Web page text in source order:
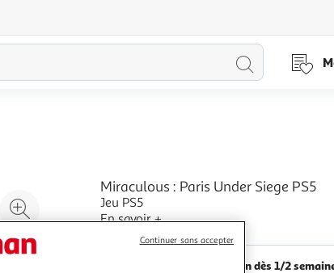
Lancer
Agrandir
l'illustration
à
Réduire
Miraculous : Paris Under Siege PS5
Jeu PS5
En savoir +
Vendu par Multishop
Livraison dès 1/2
Continuer sans accepter